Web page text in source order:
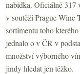
nabídka. Oficiálně 317
v soutěži Prague Wine
sortimentu toho
jednalo o v ČR v
množství výborného
jindy hledat jen těžko.